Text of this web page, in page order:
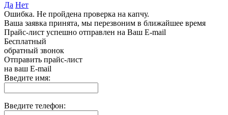
Да Нет
Ошибка. Не пройдена проверка на капчу.
Ваша заявка принята, мы перезвоним в ближайшее время
Прайс-лист успешно отправлен на Ваш E-mail
Бесплатный
обратный звонок
Отправить прайс-лист
на ваш E-mail
Введите имя:
Введите телефон: